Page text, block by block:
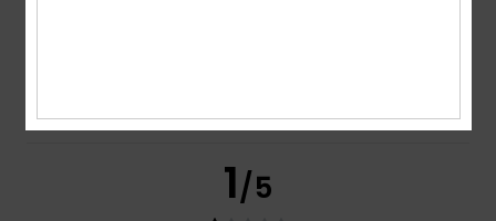
Ik raad dit product aan
1/5